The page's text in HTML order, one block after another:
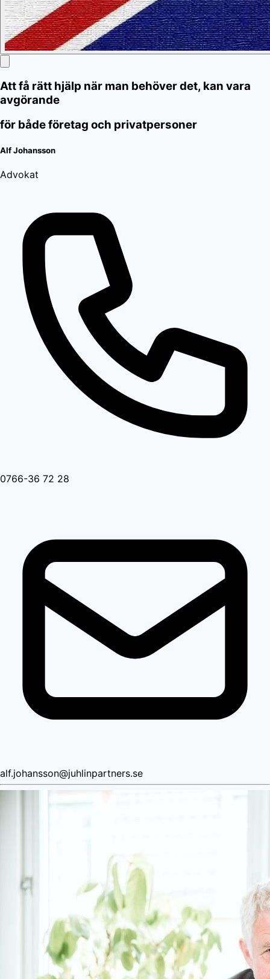
Att få rätt hjälp när man behöver det, kan vara
avgörande
för både företag och privatpersoner
Alf Johansson
Advokat
0766-36 72 28
alf.johansson@juhlinpartners.se